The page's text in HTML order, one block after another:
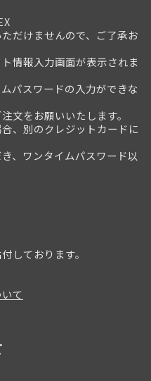
だけませんので、ご了承お
情報入力画面が表示されま
パスワードの入力ができな
をお願いいたします。
別のクレジットカードに
ワンタイムパスワード以
しております。
て